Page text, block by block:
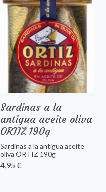
Sardinas a la
antigua aceite oliva
ORTIZ 190g
Sardinas a la antigua aceite
oliva ORTIZ 190g
4,95 €